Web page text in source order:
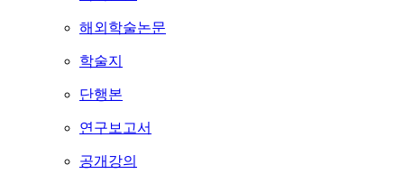
해외학술논문
학술지
단행본
연구보고서
공개강의